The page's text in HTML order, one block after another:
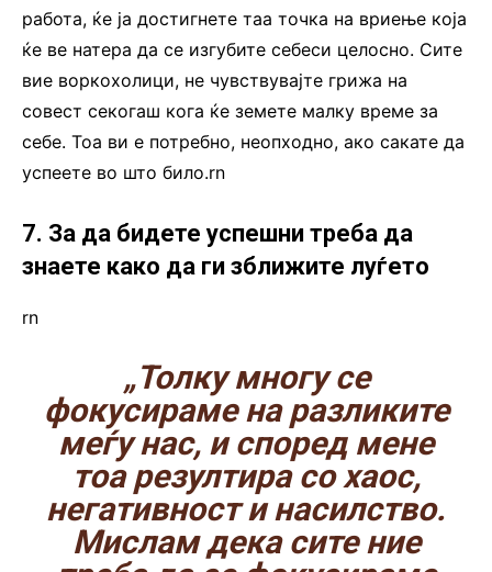
работа, ќе ја достигнете таа точка на вриење која
ќе ве натера да се изгубите себеси целосно. Сите
вие воркохолици, не чувствувајте грижа на
совест секогаш кога ќе земете малку време за
себе. Тоа ви е потребно, неопходно, ако сакате да
успеете во што било.rn
7. За да бидете успешни треба да
знаете како да ги зближите луѓето
rn
„Толку многу се
фокусираме на разликите
меѓу нас, и според мене
тоа резултира со хаос,
негативност и насилство.
Мислам дека сите ние